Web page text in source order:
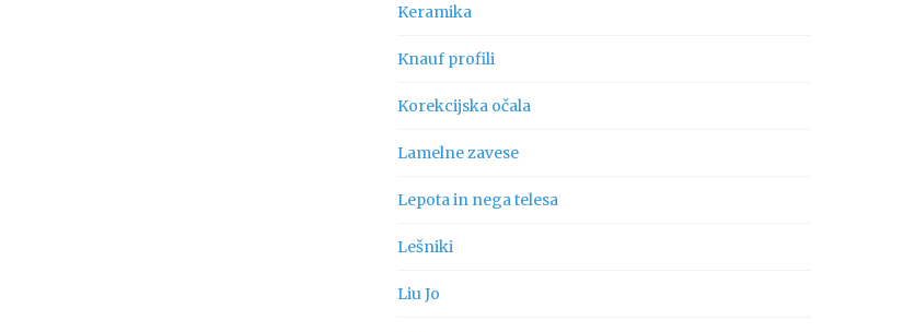
Keramika
Knauf profili
Korekcijska očala
Lamelne zavese
Lepota in nega telesa
Lešniki
Liu Jo